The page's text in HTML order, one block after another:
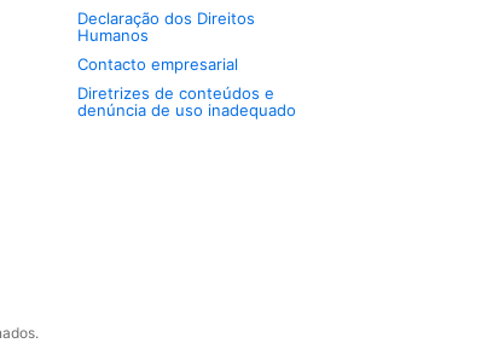
Declaração dos Direitos
Humanos
Contacto empresarial
Diretrizes de conteúdos e
denúncia de uso inadequado